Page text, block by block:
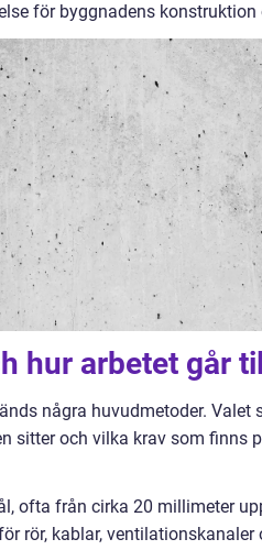
för byggnadens
hur arbetet går till
några huvudmetoder. Valet
sitter och vilka krav som finns
ofta från cirka 20 millimeter
rör, kablar,